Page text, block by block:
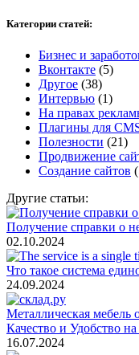
Категории статей:
Бизнес и
Вконтакте (5)
Другое (38)
Интервью (1)
На правах
Плагины для
Полезности (21)
Продвижение
Создание сайтов
Другие статьи:
Получение справки о
02.10.2024
Что такое система
24.09.2024
Металлическая
Качество и Удобство
16.07.2024